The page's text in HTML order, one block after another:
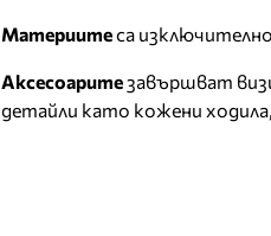
Материитеса
Аксесоаритезавършват
детайли като кожени